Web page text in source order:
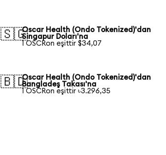
🇸🇬Oscar Health (Ondo Tokenized)'dan
Singapur Doları'na
1 OSCRon eşittir $34,07
🇧🇩Oscar Health (Ondo Tokenized)'dan
Bangladeş Takası'na
1 OSCRon eşittir ৳3.296,35